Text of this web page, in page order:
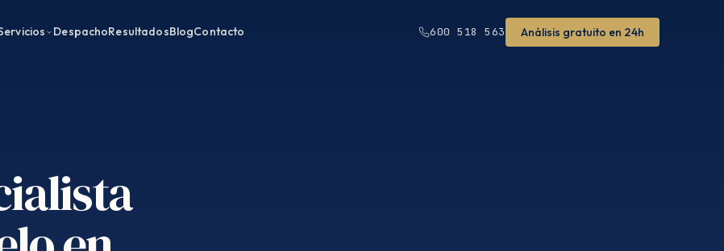
DespachoResultadosBlogContacto 600 518 563 Análisis gratuito en 24h